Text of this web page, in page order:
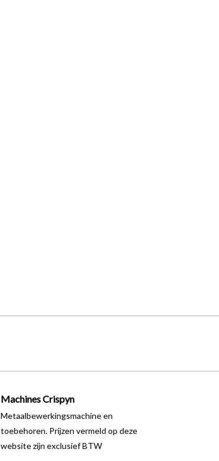
Machines Crispyn
Metaalbewerkingsmachine en
toebehoren. Prijzen vermeld op deze
website zijn exclusief BTW